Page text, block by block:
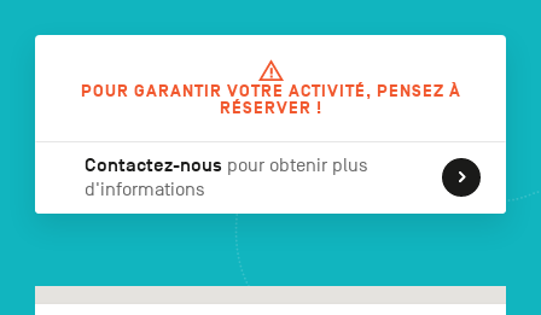
NL DE EN
Navigation
POUR GARANTIR VOTRE ACTIVITÉ, PENSEZ À
RÉSERVER !
Contactez-nous pour obtenir plus
d'informations